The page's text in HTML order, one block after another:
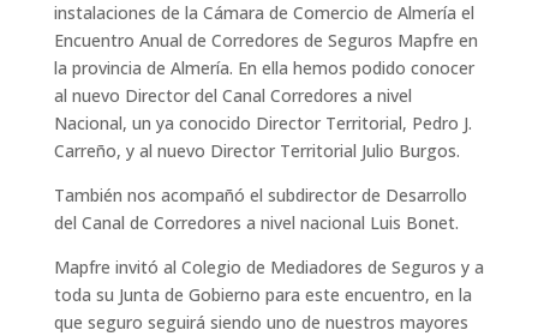
instalaciones de la Cámara de Comercio de Almería el
Encuentro Anual de Corredores de Seguros Mapfre en
la provincia de Almería. En ella hemos podido conocer
al nuevo Director del Canal Corredores a nivel
Nacional, un ya conocido Director Territorial, Pedro J.
Carreño, y al nuevo Director Territorial Julio Burgos.
También nos acompañó el subdirector de Desarrollo
del Canal de Corredores a nivel nacional Luis Bonet.
Mapfre invitó al Colegio de Mediadores de Seguros y a
toda su Junta de Gobierno para este encuentro, en la
que seguro seguirá siendo uno de nuestros mayores